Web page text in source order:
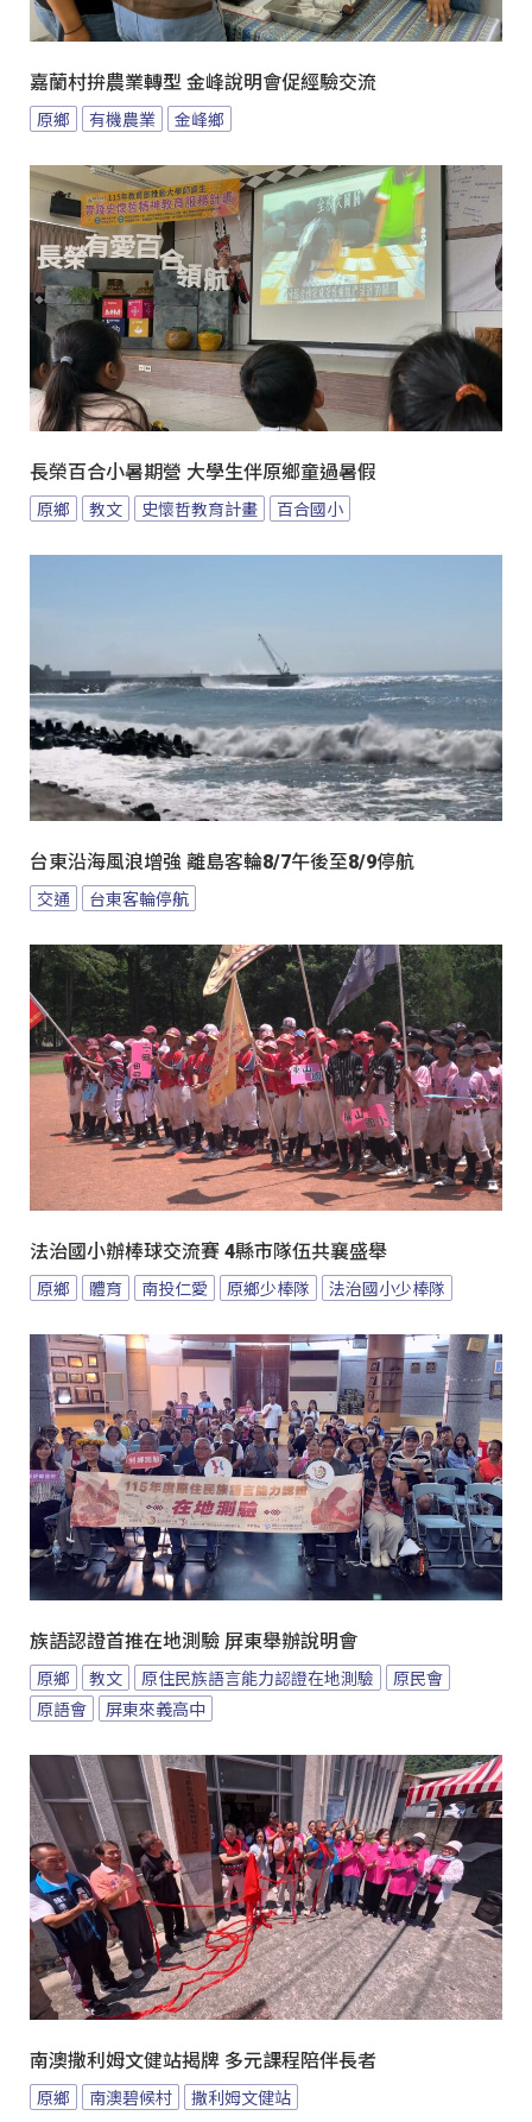
嘉蘭村拚農業轉型 金峰說明會促經驗交流
原鄉 有機農業 金峰鄉
長榮百合小暑期營 大學生伴原鄉童過暑假
原鄉 教文 史懷哲教育計畫 百合國小
台東沿海風浪增強 離島客輪8/7午後至8/9停航
交通 台東客輪停航
法治國小辦棒球交流賽 4縣市隊伍共襄盛舉
原鄉 體育 南投仁愛 原鄉少棒隊 法治國小少棒隊
族語認證首推在地測驗 屏東舉辦說明會
原鄉 教文 原住民族語言能力認證在地測驗
原民會
原語會
屏東來義高中
南澳撒利姆文健站揭牌 多元課程陪伴長者
原鄉 南澳碧候村 撒利姆文健站